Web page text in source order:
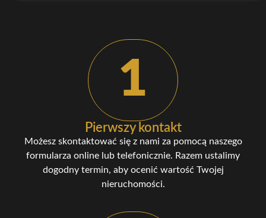
1
Pierwszy kontakt
Możesz skontaktować się z nami za pomocą naszego
formularza online lub telefonicznie. Razem ustalimy
dogodny termin, aby ocenić wartość Twojej
nieruchomości.